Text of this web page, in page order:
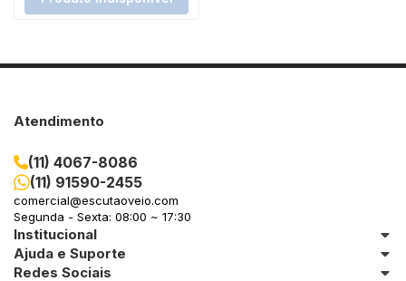
Atendimento
(11) 4067-8086
(11) 91590-2455
comercial@escutaoveio.com
Segunda - Sexta: 08:00 ~ 17:30
Institucional
Ajuda e Suporte
Redes Sociais